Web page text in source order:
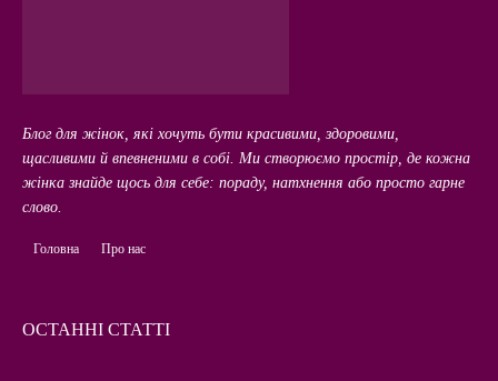
Блог для жінок, які хочуть бути красивими, здоровими,
щасливими й впевненими в собі. Ми створюємо простір, де кожна
жінка знайде щось для себе: пораду, натхнення або просто гарне
слово.
Головна Про нас
ОСТАННІ СТАТТІ